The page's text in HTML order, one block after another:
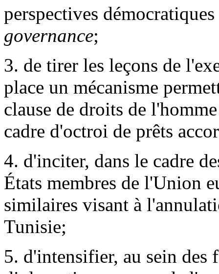
perspectives
governance;
3. de tirer les leçons de
place un mécanisme
clause de droits de
cadre d'octroi de prêts
4. d'inciter, dans le cadre
États membres de l'Union
similaires visant à
Tunisie;
5. d'intensifier, au sein